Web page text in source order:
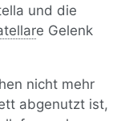
und die
e Gelenk
nicht mehr
abgenutzt ist,